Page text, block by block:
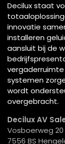
Decilux staat
innovatie
installeren
aansluit bij de
systemen
wordt
overgebracht.
Decilux AV
Vosboerweg 20
7556 BS